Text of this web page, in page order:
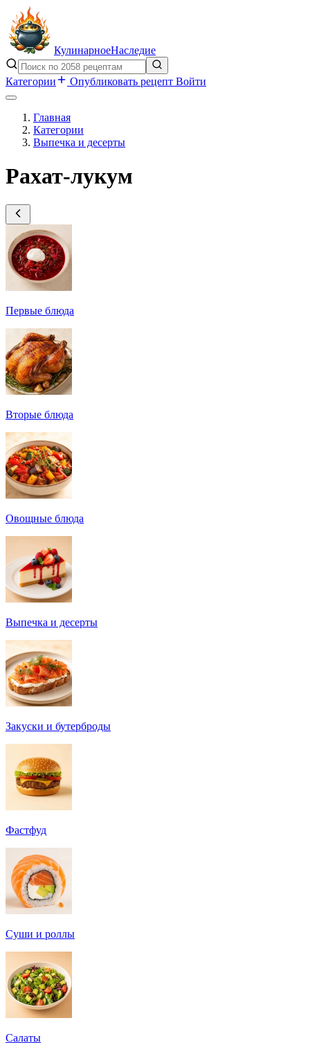
КулинарноеНаследие
Категории Опубликовать рецепт Войти
Главная
Категории
Выпечка и десерты
Рахат-лукум
Первые блюда
Вторые блюда
Овощные блюда
Выпечка и десерты
Закуски и бутерброды
Фастфуд
Суши и роллы
Салаты